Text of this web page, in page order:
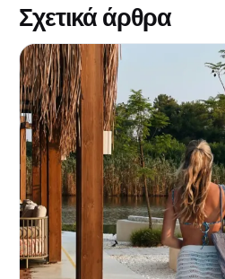
Σχετικά άρθρα